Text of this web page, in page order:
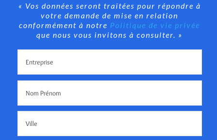
« Vos données seront traitées pour répondre à
votre demande de mise en relation
conformément à notre Politique de vie privée
que nous vous invitons à consulter. »